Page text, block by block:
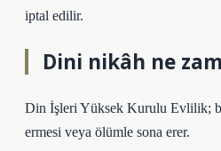
iptal edilir.
Dini nikâh ne
Din İşleri Yüksek Kurulu Evlilik;
ermesi veya ölümle sona erer.